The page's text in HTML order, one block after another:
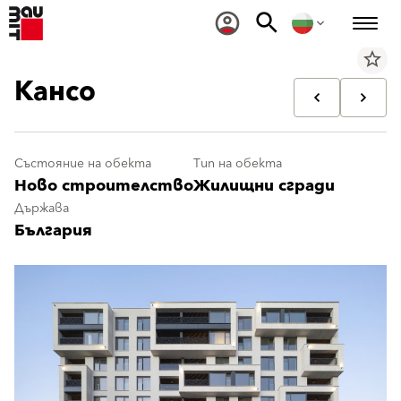
star_border
Кансо
Състояние на обекта
Ново строителство
Тип на обекта
Жилищни сгради
Държава
България